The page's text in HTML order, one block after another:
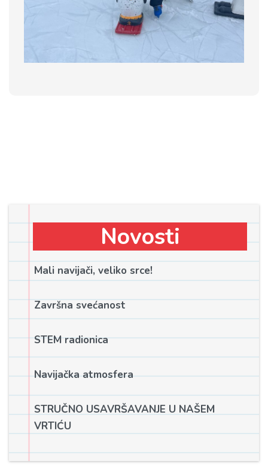
Novosti
Mali navijači, veliko srce!
Završna svećanost
STEM radionica
Navijačka atmosfera
STRUČNO USAVRŠAVANJE U NAŠEM
VRTIĆU